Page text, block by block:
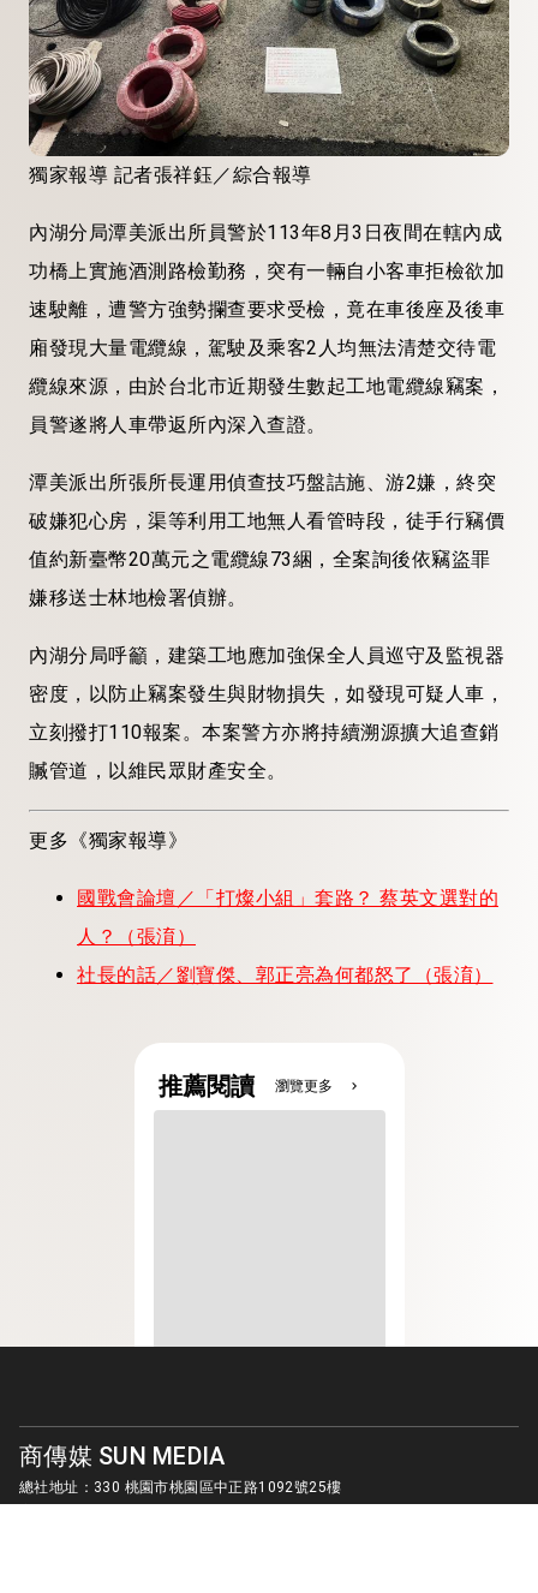
獨家報導 記者張祥鈺／綜合報導
內湖分局潭美派出所員警於113年8月3日夜間在轄內成
功橋上實施酒測路檢勤務，突有一輛自小客車拒檢欲加
速駛離，遭警方強勢攔查要求受檢，竟在車後座及後車
廂發現大量電纜線，駕駛及乘客2人均無法清楚交待電
纜線來源，由於台北市近期發生數起工地電纜線竊案，
員警遂將人車帶返所內深入查證。
潭美派出所張所長運用偵查技巧盤詰施、游2嫌，終突
破嫌犯心房，渠等利用工地無人看管時段，徒手行竊價
值約新臺幣20萬元之電纜線73綑，全案詢後依竊盜罪
嫌移送士林地檢署偵辦。
內湖分局呼籲，建築工地應加強保全人員巡守及監視器
密度，以防止竊案發生與財物損失，如發現可疑人車，
立刻撥打110報案。本案警方亦將持續溯源擴大追查銷
贓管道，以維民眾財產安全。
更多《獨家報導》
國戰會論壇／「打燦小組」套路？ 蔡英文選對的
人？（張淯）
社長的話／劉寶傑、郭正亮為何都怒了（張淯）
推薦閱讀 瀏覽更多 chevron_right
商傳媒 SUN MEDIA
總社地址：330 桃園市桃園區中正路1092號25樓